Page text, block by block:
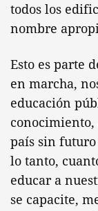
todos los
nombre
Esto es parte
en marcha,
educación
conocimiento,
país sin
lo tanto,
educar a
se capacite,